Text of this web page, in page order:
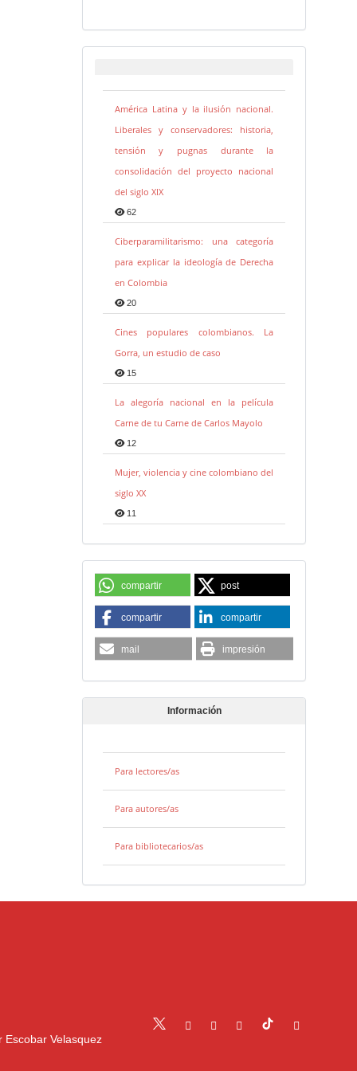
América Latina y la ilusión nacional.
Liberales y conservadores: historia,
tensión y pugnas durante la
consolidación del proyecto nacional
del siglo XIX
62
Ciberparamilitarismo: una categoría
para explicar la ideología de Derecha
en Colombia
20
Cines populares colombianos. La
Gorra, un estudio de caso
15
La alegoría nacional en la película
Carne de tu Carne de Carlos Mayolo
12
Mujer, violencia y cine colombiano del
siglo XX
11
compartir post
compartir compartir
mail impresión
Información
Para lectores/as
Para autores/as
Para bibliotecarios/as
Escobar Velasquez